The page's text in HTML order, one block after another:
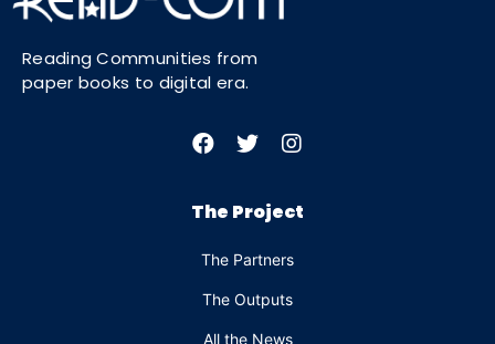
Reading Communities from
paper books to digital era.
The Project
The Partners
The Outputs
All the News